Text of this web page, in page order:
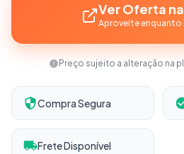
Ver Oferta
Aproveite enquanto
Preço sujeito a alteração na
Compra Segura
Frete Disponível